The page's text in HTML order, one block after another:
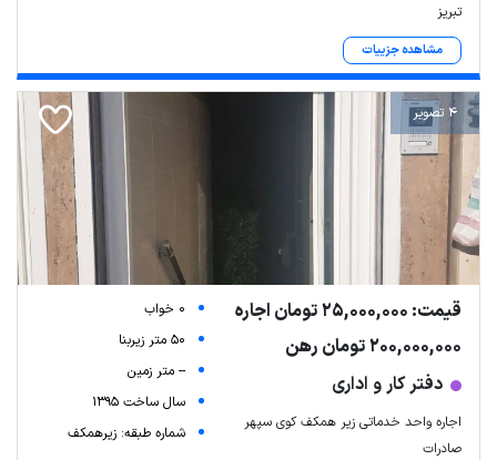
تبریز
مشاهده جزییات
4 تصویر
قیمت: 25,000,000 تومان اجاره
200,000,000 تومان رهن
دفتر کار و اداری
اجاره واحد خدماتی زیر همکف کوی سپهر
صادرات
0 خواب
50 متر زیربنا
-- متر زمین
سال ساخت 1395
شماره طبقه: زیرهمکف